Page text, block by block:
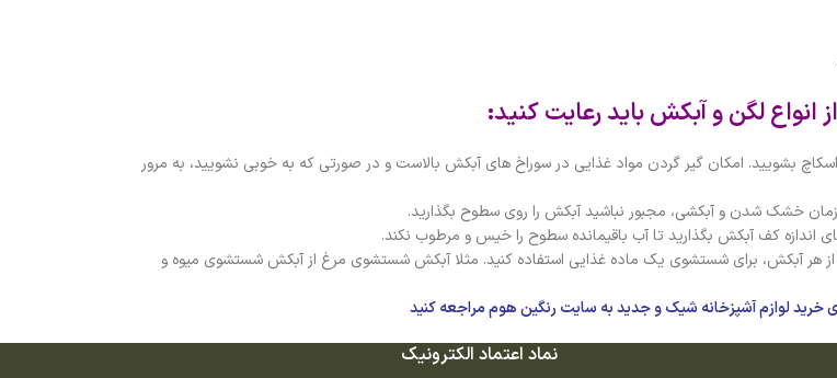
لگن و آبکش باید رعایت کنید:
اسکاچ بشویید. امکان گیر گردن مواد غذایی در سوراخ های آبکش بالاست و در صورتی که به خوبی نشویید، به مرور
خشک شدن و آبکشی، مجبور نباشید آبکش را روی سطوح بگذارید.
اندازه کف آبکش بگذارید تا آب باقیمانده سطوح را خیس و مرطوب نکند.
از هر آبکش، برای شستشوی یک ماده غذایی استفاده کنید. مثلا آبکش شستشوی مرغ از آبکش شستشوی میوه و
خرید لوازم آشپزخانه شیک و جدید به سایت رنگین هوم مراجعه کنید
نماد اعتماد الکترونیک